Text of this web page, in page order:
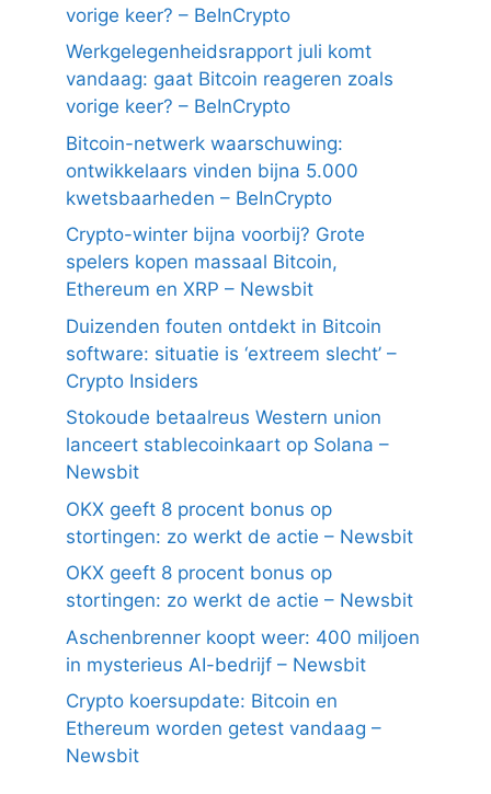
vorige keer? – BeInCrypto
Werkgelegenheidsrapport juli komt
vandaag: gaat Bitcoin reageren zoals
vorige keer? – BeInCrypto
Bitcoin-netwerk waarschuwing:
ontwikkelaars vinden bijna 5.000
kwetsbaarheden – BeInCrypto
Crypto-winter bijna voorbij? Grote
spelers kopen massaal Bitcoin,
Ethereum en XRP – Newsbit
Duizenden fouten ontdekt in Bitcoin
software: situatie is ‘extreem slecht’ –
Crypto Insiders
Stokoude betaalreus Western union
lanceert stablecoinkaart op Solana –
Newsbit
OKX geeft 8 procent bonus op
stortingen: zo werkt de actie – Newsbit
OKX geeft 8 procent bonus op
stortingen: zo werkt de actie – Newsbit
Aschenbrenner koopt weer: 400 miljoen
in mysterieus AI-bedrijf – Newsbit
Crypto koersupdate: Bitcoin en
Ethereum worden getest vandaag –
Newsbit